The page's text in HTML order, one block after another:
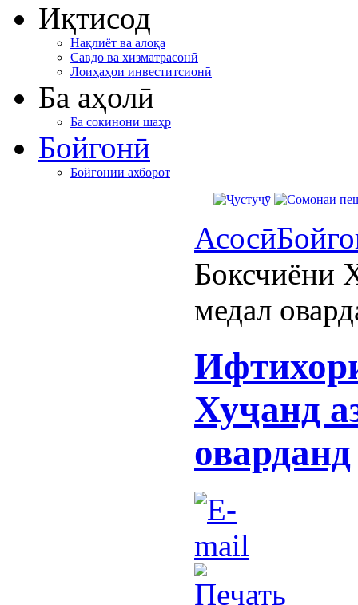
Иқтисод
Нақлиёт ва алоқа
Савдо ва хизматрасонӣ
Лоиҳаҳои инвеститсионӣ
Ба аҳолӣ
Ба сокинони шаҳр
Бойгонӣ
Бойгонии ахборот
Асосӣ
Боксчиёни
медал
Хуҷанд
оварданд